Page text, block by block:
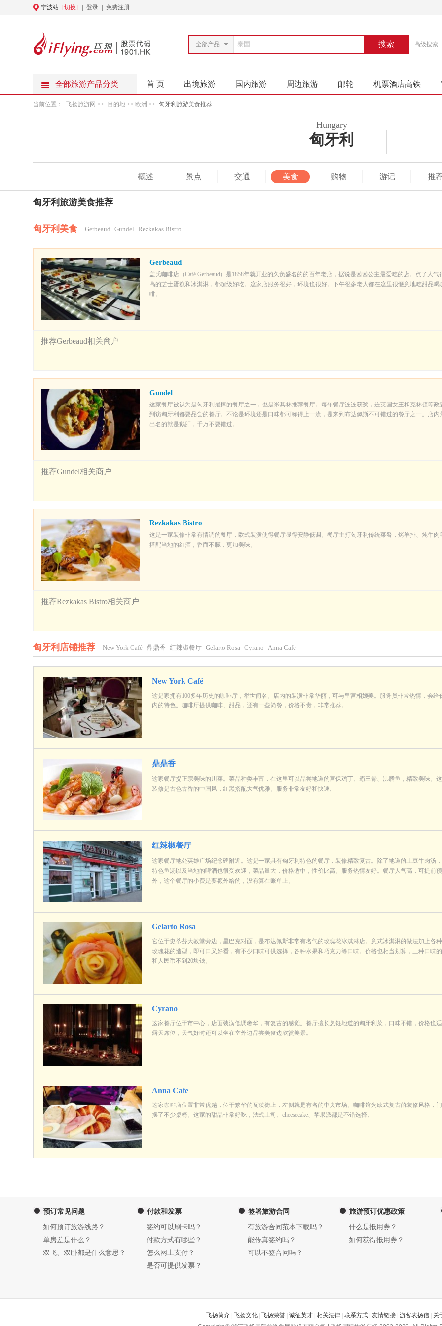
宁波站 [切换] 登录 免费注册
全部产品 搜索 高级搜索
全部旅游产品分类 首 页 出境旅游 国内旅游 周边旅游 邮轮 机票酒店高铁
当前位置： 飞扬旅游网 >> 目的地 >> 欧洲 >> 匈牙利旅游美食推荐
Hungary
匈牙利
概述 景点 交通 美食 购物 游记 推
匈牙利旅游美食推荐
匈牙利美食 Gerbeaud Gundel Rezkakas Bistro
Gerbeaud
盖氏咖啡店（Café Gerbeaud）是1858年就开业的久负盛名的的百年老店，据说是茜茜公主最爱吃的店。点了人气
高的芝士蛋糕和冰淇淋，都超级好吃。这家店服务很好，环境也很好。下午很多老人都在这里很惬意地吃甜品喝
啡。
推荐Gerbeaud相关商户
Gundel
这家餐厅被认为是匈牙利最棒的餐厅之一，也是米其林推荐餐厅。每年餐厅连连获奖，连英国女王和克林顿等政
到访匈牙利都要品尝的餐厅。不论是环境还是口味都可称得上一流，是来到布达佩斯不可错过的餐厅之一。店内
出名的就是鹅肝，千万不要错过。
推荐Gundel相关商户
Rezkakas Bistro
这是一家装修非常有情调的餐厅，欧式装潢使得餐厅显得安静低调。餐厅主打匈牙利传统菜肴，烤羊排、炖牛肉
搭配当地的红酒，香而不腻，更加美味。
推荐Rezkakas Bistro相关商户
匈牙利店铺推荐 New York Café 鼎鼎香 红辣椒餐厅 Gelarto Rosa Cyrano Anna Cafe
New York Café
这是家拥有100多年历史的咖啡厅，举世闻名。店内的装潢非常华丽，可与皇宫相媲美。服务员非常热情，会给
内的特色。咖啡厅提供咖啡、甜品，还有一些简餐，价格不贵，非常推荐。
鼎鼎香
这家餐厅提正宗美味的川菜。菜品种类丰富，在这里可以品尝地道的宫保鸡丁、霸王骨、沸腾鱼，精致美味。
装修是古色古香的中国风，红黑搭配大气优雅。服务非常友好和快速。
红辣椒餐厅
这家餐厅地处英雄广场纪念碑附近。这是一家具有匈牙利特色的餐厅，装修精致复古。除了地道的土豆牛肉汤
特色鱼汤以及当地的啤酒也很受欢迎，菜品量大，价格适中，性价比高。服务热情友好。餐厅人气高，可提前
外，这个餐厅的小费是要额外给的，没有算在账单上。
Gelarto Rosa
它位于史蒂芬大教堂旁边，星巴克对面，是布达佩斯非常有名气的玫瑰花冰淇淋店。意式冰淇淋的做法加上各
玫瑰花的造型，即可口又好看，有不少口味可供选择，各种水果和巧克力等口味。价格也相当划算，三种口味
和人民币不到20块钱。
Cyrano
这家餐厅位于市中心，店面装潢低调奢华，有复古的感觉。餐厅擅长烹饪地道的匈牙利菜，口味不错，价格也
露天席位，天气好时还可以坐在室外边品尝美食边欣赏美景。
Anna Cafe
这家咖啡店位置非常优越，位于繁华的瓦茨街上，左侧就是有名的中央市场。咖啡馆为欧式复古的装修风格，
摆了不少桌椅。这家的甜品非常好吃，法式土司、cheesecake、苹果派都是不错选择。
预订常见问题
如何预订旅游线路？
单房差是什么？
双飞、双卧都是什么意思？
付款和发票
签约可以刷卡吗？
付款方式有哪些？
怎么网上支付？
是否可提供发票？
签署旅游合同
有旅游合同范本下载吗？
能传真签约吗？
可以不签合同吗？
旅游预订优惠政策
什么是抵用券？
如何获得抵用券？
飞扬简介 飞扬文化 飞扬荣誉 诚征英才 相关法律 联系方式 友情链接 游客表扬信
关